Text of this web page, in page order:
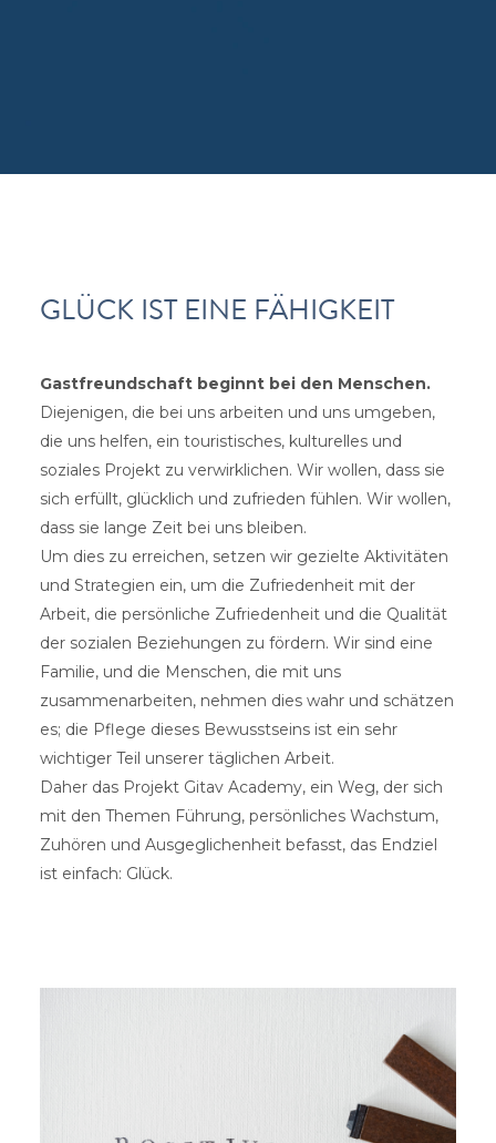
GLÜCK IST EINE FÄHIGKEIT
Gastfreundschaft beginnt bei den Menschen.
Diejenigen, die bei uns arbeiten und uns umgeben,
die uns helfen, ein touristisches, kulturelles und
soziales Projekt zu verwirklichen. Wir wollen, dass sie
sich erfüllt, glücklich und zufrieden fühlen. Wir wollen,
dass sie lange Zeit bei uns bleiben.
Um dies zu erreichen, setzen wir gezielte Aktivitäten
und Strategien ein, um die Zufriedenheit mit der
Arbeit, die persönliche Zufriedenheit und die Qualität
der sozialen Beziehungen zu fördern. Wir sind eine
Familie, und die Menschen, die mit uns
zusammenarbeiten, nehmen dies wahr und schätzen
es; die Pflege dieses Bewusstseins ist ein sehr
wichtiger Teil unserer täglichen Arbeit.
Daher das Projekt Gitav Academy, ein Weg, der sich
mit den Themen Führung, persönliches Wachstum,
Zuhören und Ausgeglichenheit befasst, das Endziel
ist einfach: Glück.